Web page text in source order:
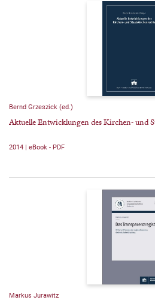
Bernd Grzeszick (ed.)
Aktuelle Entwicklungen des Kirchen- und
2014 | eBook - PDF
Markus Jurawitz